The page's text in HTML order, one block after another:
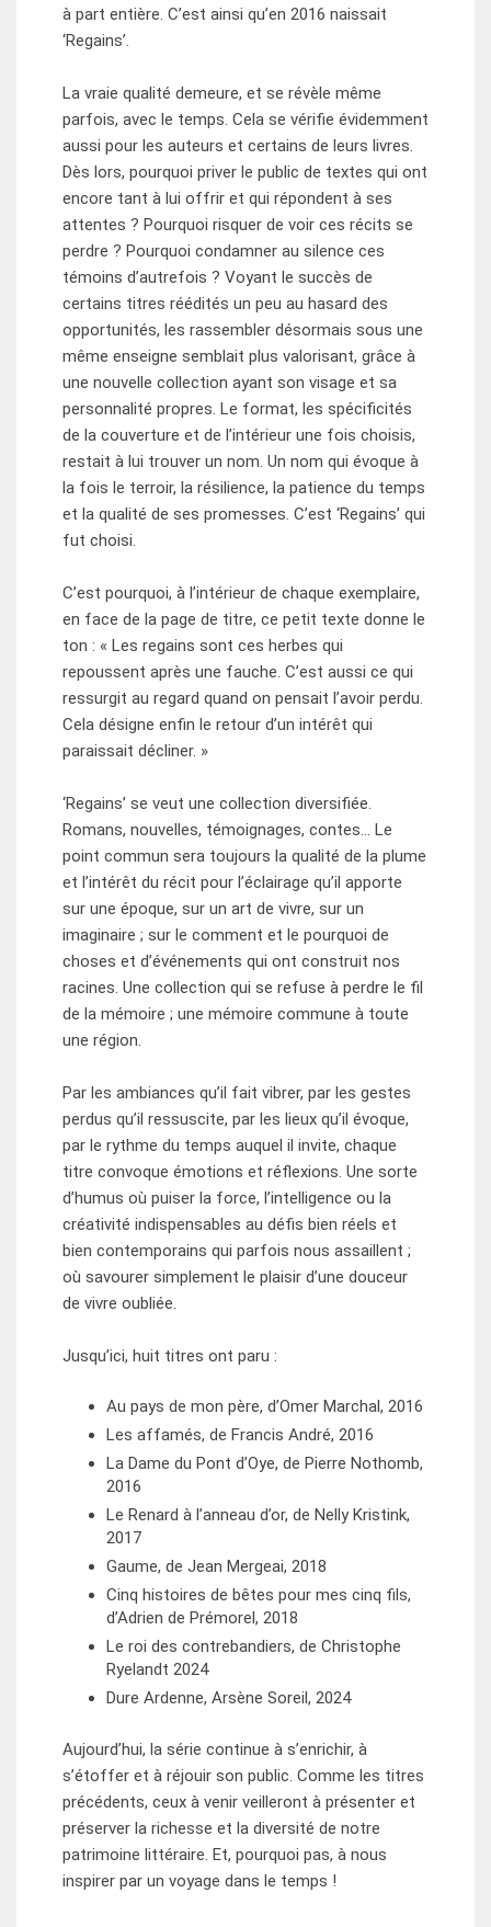
à part entière. C’est ainsi qu’en 2016 naissait
‘Regains’.
La vraie qualité demeure, et se révèle même
parfois, avec le temps. Cela se vérifie évidemment
aussi pour les auteurs et certains de leurs livres.
Dès lors, pourquoi priver le public de textes qui ont
encore tant à lui offrir et qui répondent à ses
attentes ? Pourquoi risquer de voir ces récits se
perdre ? Pourquoi condamner au silence ces
témoins d’autrefois ? Voyant le succès de
certains titres réédités un peu au hasard des
opportunités, les rassembler désormais sous une
même enseigne semblait plus valorisant, grâce à
une nouvelle collection ayant son visage et sa
personnalité propres. Le format, les spécificités
de la couverture et de l’intérieur une fois choisis,
restait à lui trouver un nom. Un nom qui évoque à
la fois le terroir, la résilience, la patience du temps
et la qualité de ses promesses. C’est ‘Regains’ qui
fut choisi.
C’est pourquoi, à l’intérieur de chaque exemplaire,
en face de la page de titre, ce petit texte donne le
ton : « Les regains sont ces herbes qui
repoussent après une fauche. C’est aussi ce qui
ressurgit au regard quand on pensait l’avoir perdu.
Cela désigne enfin le retour d’un intérêt qui
paraissait décliner. »
‘Regains’ se veut une collection diversifiée.
Romans, nouvelles, témoignages, contes… Le
point commun sera toujours la qualité de la plume
et l’intérêt du récit pour l’éclairage qu’il apporte
sur une époque, sur un art de vivre, sur un
imaginaire ; sur le comment et le pourquoi de
choses et d’événements qui ont construit nos
racines. Une collection qui se refuse à perdre le fil
de la mémoire ; une mémoire commune à toute
une région.
Par les ambiances qu’il fait vibrer, par les gestes
perdus qu’il ressuscite, par les lieux qu’il évoque,
par le rythme du temps auquel il invite, chaque
titre convoque émotions et réflexions. Une sorte
d’humus où puiser la force, l’intelligence ou la
créativité indispensables au défis bien réels et
bien contemporains qui parfois nous assaillent ;
où savourer simplement le plaisir d’une douceur
de vivre oubliée.
Jusqu’ici, huit titres ont paru :
Au pays de mon père, d’Omer Marchal, 2016
Les affamés, de Francis André, 2016
La Dame du Pont d’Oye, de Pierre Nothomb,
2016
Le Renard à l’anneau d’or, de Nelly Kristink,
2017
Gaume, de Jean Mergeai, 2018
Cinq histoires de bêtes pour mes cinq fils,
d’Adrien de Prémorel, 2018
Le roi des contrebandiers, de Christophe
Ryelandt 2024
Dure Ardenne, Arsène Soreil, 2024
Aujourd’hui, la série continue à s’enrichir, à
s’étoffer et à réjouir son public. Comme les titres
précédents, ceux à venir veilleront à présenter et
préserver la richesse et la diversité de notre
patrimoine littéraire. Et, pourquoi pas, à nous
inspirer par un voyage dans le temps !